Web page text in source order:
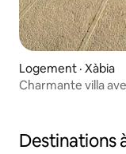
Logement · Xàbia
Charmante villa
Destinations